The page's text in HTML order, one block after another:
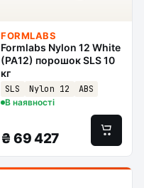
FORMLABS
Formlabs Nylon 12 White
(PA12) порошок SLS 10
кг
SLS Nylon 12 ABS
В наявності
₴ 69 427